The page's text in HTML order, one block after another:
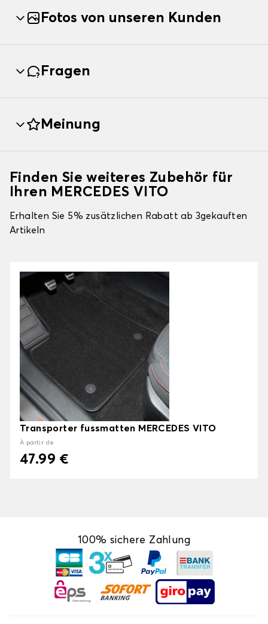
Fotos von unseren Kunden
Fragen
Meinung
Finden Sie weiteres Zubehör für
Ihren MERCEDES VITO
Erhalten Sie 5% zusätzlichen Rabatt ab 3gekauften
Artikeln
Transporter fussmatten MERCEDES VITO
À partir de
47.99 €
100% sichere Zahlung